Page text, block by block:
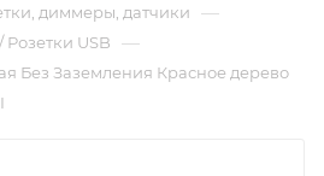
диммеры, датчики —
USB —
Без Заземления Красное дерево